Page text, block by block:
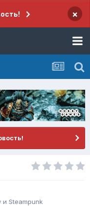
×
Steampunk